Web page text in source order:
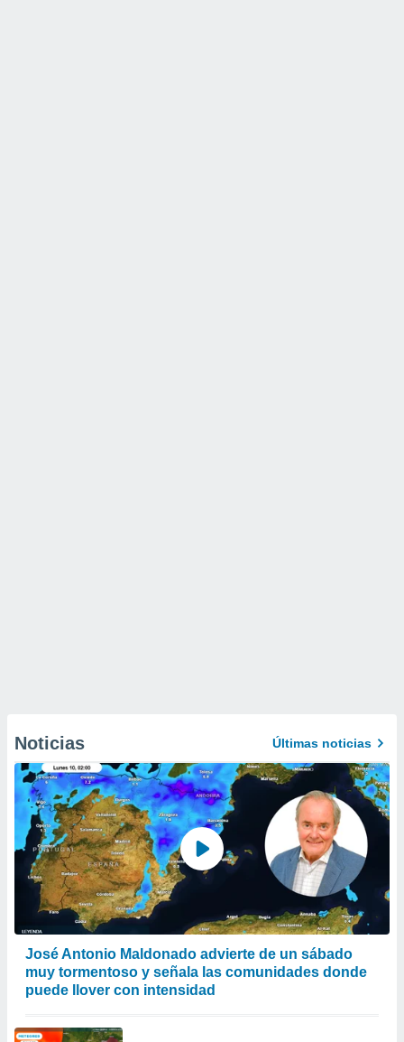
Noticias Últimas noticias
José Antonio Maldonado advierte de un sábado
muy tormentoso y señala las comunidades donde
puede llover con intensidad